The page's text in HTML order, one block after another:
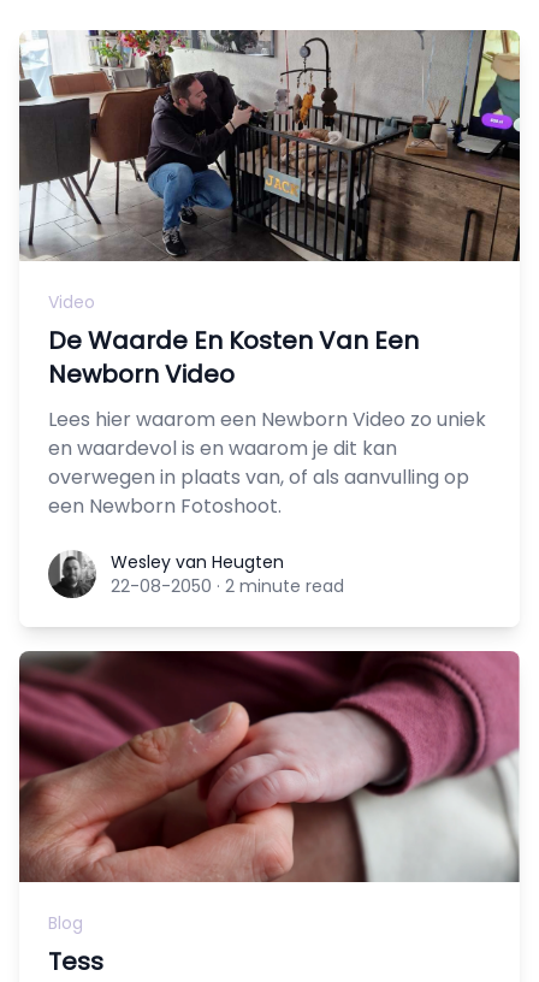
Video
De Waarde En Kosten Van Een
Newborn Video
Lees hier waarom een Newborn Video zo uniek
en waardevol is en waarom je dit kan
overwegen in plaats van, of als aanvulling op
een Newborn Fotoshoot.
Wesley van Heugten
Wesley van Heugten
22-08-2050 · 2 minute read
Blog
Tess